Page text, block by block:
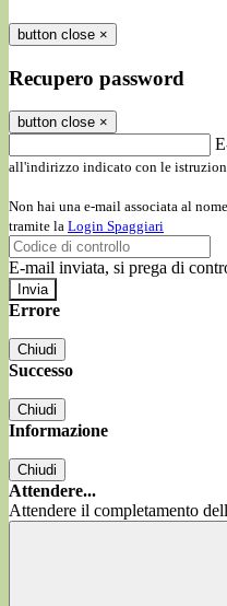
button close ×
Recupero password
button close ×
all'indirizzo indicato con le
Non hai una e-mail associata al
tramite la Login Spaggiari
E-mail inviata, si prega di
Errore
Chiudi
Successo
Chiudi
Informazione
Chiudi
Attendere...
Attendere il completamento